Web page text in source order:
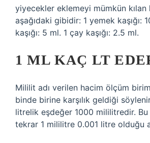
yiyecekler eklemeyi mümkün kılan
aşağıdaki gibidir: 1 yemek kaşığı:
kaşığı: 5 ml. 1 çay kaşığı: 2.5 ml.
1 ML KAÇ LT
Mililit adı verilen hacim ölçüm
binde birine karşılık geldiği
litrelik eşdeğer 1000 mililitredir. Bu
tekrar 1 mililitre 0.001 litre olduğu